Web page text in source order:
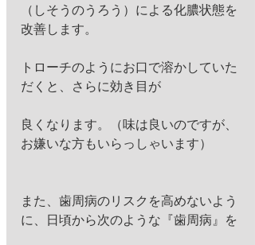
（しそうのうろう）による化膿状態を
改善します。
トローチのようにお口で溶かしていた
だくと、さらに効き目が
良くなります。（味は良いのですが、
お嫌いな方もいらっしゃいます）
また、歯周病のリスクを高めないよう
に、日頃から次のような『歯周病』を